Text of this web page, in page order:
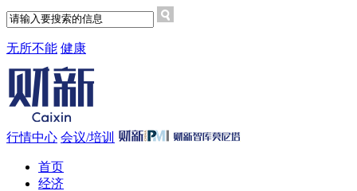
无所不能 健康
行情中心 会议/培训
首页
经济